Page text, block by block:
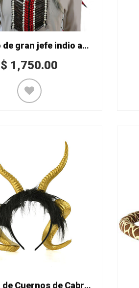
Penacho de gran jefe indio americano
$ 1,750.00
Diadema de Cuernos de Cabra Mod. 1004